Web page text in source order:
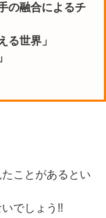
の融合によるチ
る世界」
ことがあるとい
でしょう!!